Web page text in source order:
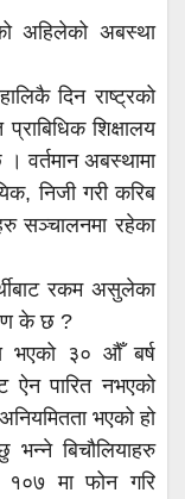
अहिलेको अबस्था
दिन राष्ट्रको
प्राबिधिक शिक्षालय
। वर्तमान अबस्थामा
निजी गरी करिब
सञ्चालनमा रहेका
रकम असुलेका
के छ ?
भएको ३० औँ बर्ष
ऐन पारित नभएको
भएको हो
भन्ने बिचौलियाहरु
१०७ मा फोन गरि